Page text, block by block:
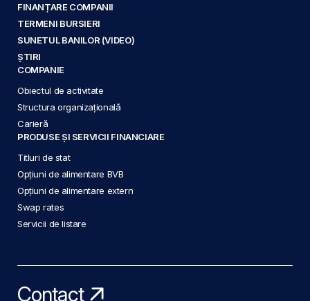
FINANȚARE COMPANII
TERMENI BURSIERI
SUNETUL BANILOR (VIDEO)
ȘTIRI
COMPANIE
Obiectul de activitate
Structura organizațională
Carieră
PRODUSE ȘI SERVICII FINANCIARE
Titluri de stat
Opțiuni de alimentare BVB
Opțiuni de alimentare extern
Swap rates
Servicii de listare
Contact